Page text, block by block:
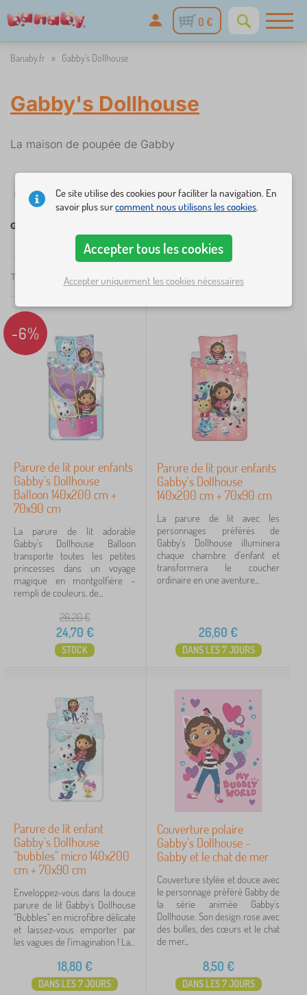
0 €
Banaby.fr » Gabby's Dollhouse
Gabby's Dollhouse
La maison de poupée de Gabby
Filtrer ✓stock%Réductions et promotions Catégories
×
Catégories
D
r
d
e
l
i
e
n
f
a
n
t
3
u
v
e
r
t
u
r
e
s
b
é
Rechercher dans les filtres
Disponibilité
Type d'offre
Étiquettes
Groupes
Gabby's Dollhouse
4
Frozen
6
Lilo and Stitch
Spiderman
3
Mickey Mouse
2
101 Dalmatians
1
afficher
plus >
FILTRATION
Gabby's Dollhouse
Total Produits
Recommandé
-6%
Parure de lit pour enfants
Gabby's Dollhouse
Balloon 140x200 cm +
70x90 cm
La parure de lit adorable
Gabby’s Dollhouse Balloon
transporte toutes les petites
princesses dans un voyage
magique en montgolfière –
rempli de couleurs, de...
26,20€
24,70 €
STOCK
Parure de lit pour enfants
Gabby's Dollhouse
140x200 cm + 70x90 cm
La parure de lit avec les
personnages préférés de
Gabby's Dollhouse illuminera
chaque chambre d'enfant et
transformera le coucher
ordinaire en une aventure...
26,60 €
DANS LES 7 JOURS
Parure de lit enfant
Gabby's Dollhouse
"bubbles" micro 140x200
cm + 70x90 cm
Enveloppez-vous dans la douce
parure de lit Gabby’s Dollhouse
"Bubbles" en microfibre délicate
et laissez-vous emporter par
les vagues de l'imagination ! La...
18,80 €
DANS LES 7 JOURS
Couverture polaire
Gabby’s Dollhouse -
Gabby et le chat de mer
Couverture stylée et douce avec
le personnage préféré Gabby de
la série animée Gabby’s
Dollhouse. Son design rose avec
des bulles, des cœurs et le chat
de mer...
8,50 €
DANS LES 7 JOURS
Ce site utilise des cookies pour faciliter la navigation. En
savoir plus surcomment nous utilisons les cookies.
Accepter tous les cookies
Accepter uniquement les cookies nécessaires